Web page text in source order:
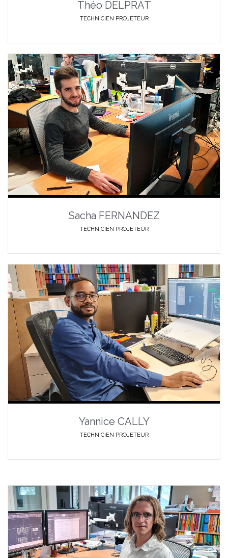
Théo DELPRAT
TECHNICIEN PROJETEUR
Sacha FERNANDEZ
TECHNICIEN PROJETEUR
Yannice CALLY
TECHNICIEN PROJETEUR